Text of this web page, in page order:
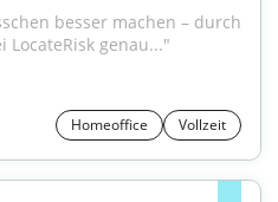
besser machen – durch
LocateRisk genau..."
Homeoffice Vollzeit